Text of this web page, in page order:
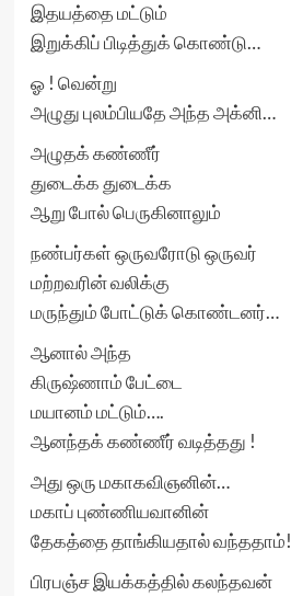
இதயத்தை மட்டும்
இறுக்கிப் பிடித்துக் கொண்டு…
ஓ ! வென்று
அழுது புலம்பியதே அந்த அக்னி…
அழுதக் கண்ணீர்
துடைக்க துடைக்க
ஆறு போல் பெருகினாலும்
நண்பர்கள் ஒருவரோடு ஒருவர்
மற்றவரின் வலிக்கு
மருந்தும் போட்டுக் கொண்டனர்…
ஆனால் அந்த
கிருஷ்ணாம் பேட்டை
மயானம் மட்டும்….
ஆனந்தக் கண்ணீர் வடித்தது !
அது ஒரு மகாகவிஞனின்…
மகாப் புண்ணியவானின்
தேகத்தை தாங்கியதால் வந்ததாம்!
பிரபஞ்ச இயக்கத்தில் கலந்தவன்